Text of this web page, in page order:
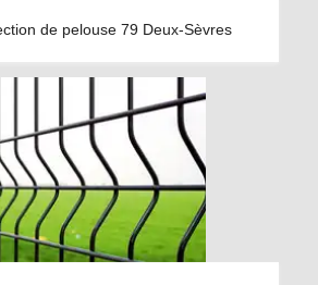
de pelouse 79 Deux-Sèvres